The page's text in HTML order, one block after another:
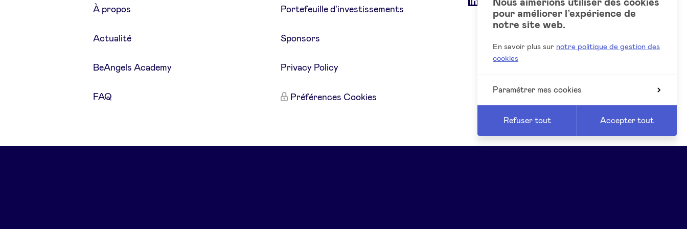
À propos
Actualité
BeAngels Academy
FAQ
Portefeuille d'investissements
Sponsors
Privacy Policy
Préférences Cookies
Social
accounts
LinkedInNous aimerions utiliser des cookies
pour améliorer l’expérience de
notre site web.
En savoir plus sur notre politique de gestion des
cookies
Paramétrer mes cookies
Refuser tout Accepter tout